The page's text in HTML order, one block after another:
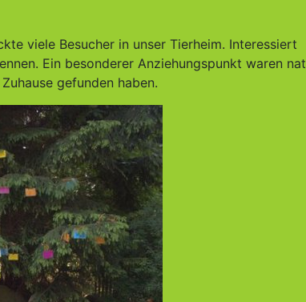
viele Besucher in unser Tierheim. Interessiert
Ein besonderer Anziehungspunkt waren
gefunden haben.